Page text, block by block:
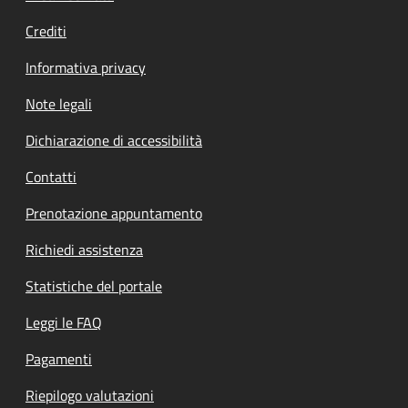
Crediti
Informativa privacy
Note legali
Dichiarazione di accessibilità
Contatti
Prenotazione appuntamento
Richiedi assistenza
Statistiche del portale
Leggi le FAQ
Pagamenti
Riepilogo valutazioni